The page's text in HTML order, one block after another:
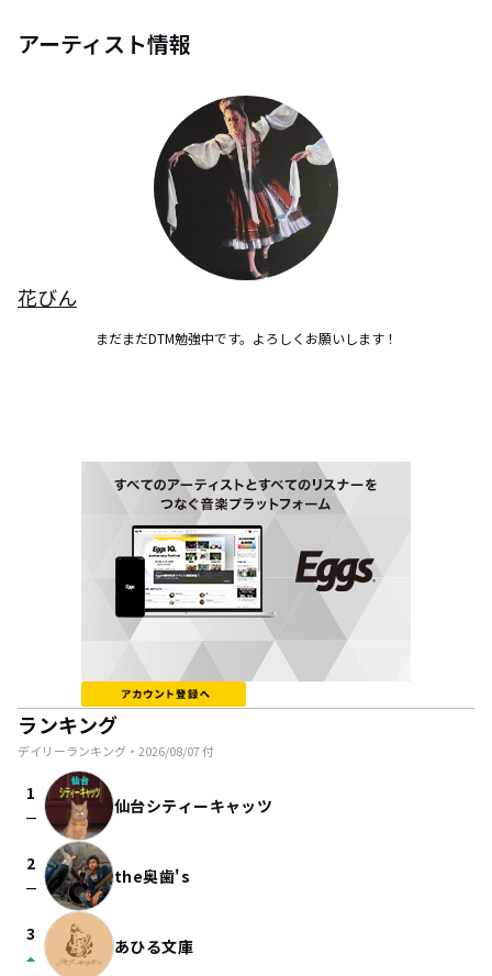
アーティスト情報
花びん
まだまだDTM勉強中です。よろしくお願いします！
ランキング
デイリーランキング・ 2026/08/07付
1
check_indeterminate_small 仙台シティーキャッツ
2
check_indeterminate_small the奥歯's
3
arrow_drop_up あひる文庫